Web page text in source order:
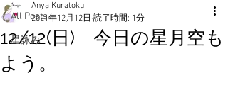
All Posts
星詠み
12/12(日) 今日の星月空も
よう。
Anya Kuratoku
2021年12月12日 読了時間: 1分